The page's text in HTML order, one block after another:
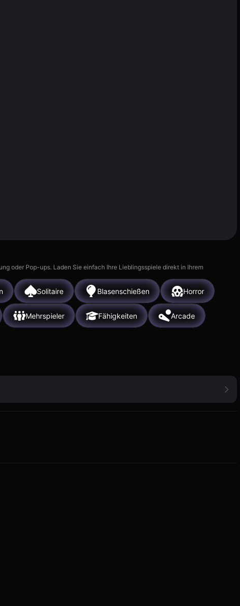
oder Pop-ups. Laden Sie einfach Ihre Lieblingsspiele direkt in Ihrem
Solitaire Blasenschießen Horror
Mehrspieler Fähigkeiten Arcade